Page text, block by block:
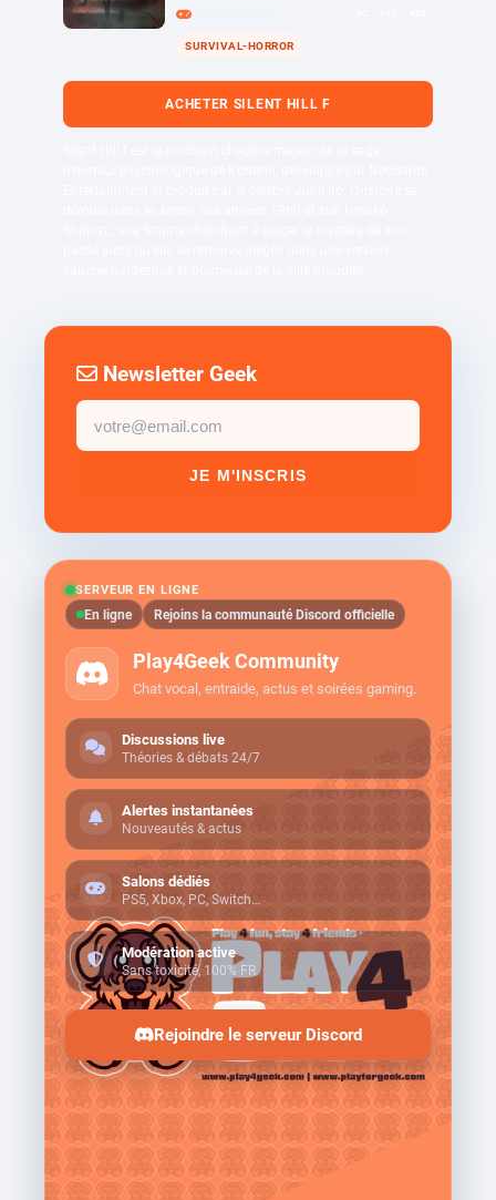
PLATEFORMES
SURVIVAL-HORROR
ACHETER SILENT HILL F
Newsletter Geek
Email
newsletter
JE M'INSCRIS
SERVEUR EN LIGNE
En ligne Rejoins la communauté Discord officielle
Play4Geek Community
Chat vocal, entraide, actus et soirées gaming.
Discussions live
Théories & débats 24/7
Alertes instantanées
Nouveautés & actus
Salons dédiés
PS5, Xbox, PC, Switch…
Modération active
Sans toxicité, 100% FR
Rejoindre le serveur Discord